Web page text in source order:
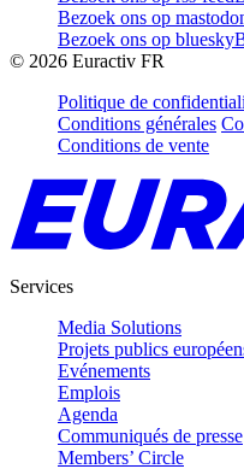
Bezoek ons op
Bezoek ons op bluesky
© 2026 Euractiv FR
Politique de
Conditions générales
Conditions de vente
Services
Media Solutions
Projets publics
Evénements
Emplois
Agenda
Communiqués de presse
Members’ Circle